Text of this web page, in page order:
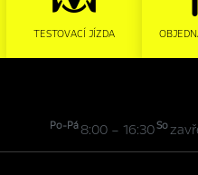
TESTOVACÍ JÍZDA
Po-Pá8:00 – 16:30So